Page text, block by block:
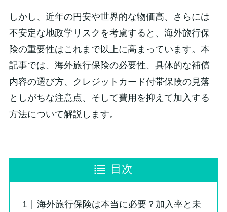
しかし、近年の円安や世界的な物価高、さらには
不安定な地政学リスクを考慮すると、海外旅行保
険の重要性はこれまで以上に高まっています。本
記事では、海外旅行保険の必要性、具体的な補償
内容の選び方、クレジットカード付帯保険の見落
としがちな注意点、そして費用を抑えて加入する
方法について解説します。
目次
海外旅行保険は本当に必要？加入率と未